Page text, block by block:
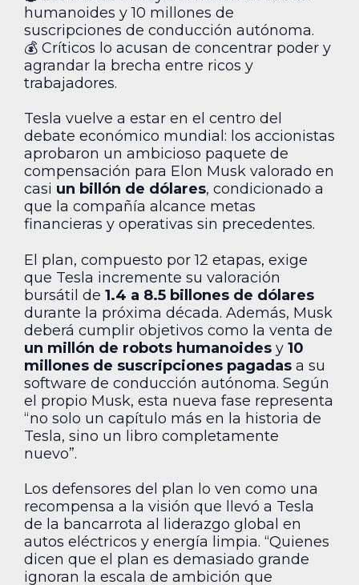
humanoides y 10 millones de
suscripciones de conducción autónoma.
💰 Críticos lo acusan de concentrar poder y
agrandar la brecha entre ricos y
trabajadores.
Tesla vuelve a estar en el centro del
debate económico mundial: los accionistas
aprobaron un ambicioso paquete de
compensación para Elon Musk valorado en
casi un billón de dólares, condicionado a
que la compañía alcance metas
financieras y operativas sin precedentes.
El plan, compuesto por 12 etapas, exige
que Tesla incremente su valoración
bursátil de 1.4 a 8.5 billones de dólares
durante la próxima década. Además, Musk
deberá cumplir objetivos como la venta de
un millón de robots humanoides y 10
millones de suscripciones pagadas a su
software de conducción autónoma. Según
el propio Musk, esta nueva fase representa
“no solo un capítulo más en la historia de
Tesla, sino un libro completamente
nuevo”.
Los defensores del plan lo ven como una
recompensa a la visión que llevó a Tesla
de la bancarrota al liderazgo global en
autos eléctricos y energía limpia. “Quienes
dicen que el plan es demasiado grande
ignoran la escala de ambición que